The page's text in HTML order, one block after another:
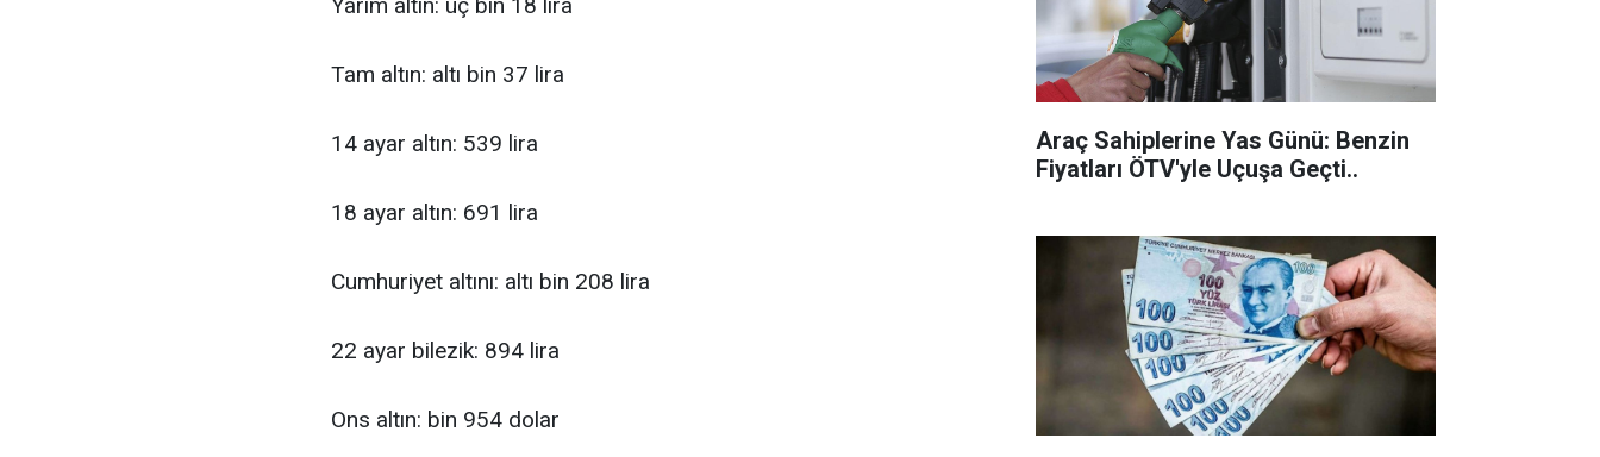
Tam altın: altı bin 37 lira
14 ayar altın: 539 lira
18 ayar altın: 691 lira
Cumhuriyet altını: altı bin 208 lira
22 ayar bilezik: 894 lira
Ons altın: bin 954 dolar
Araç Sahiplerine Yas Günü: Benzin
Fiyatları ÖTV'yle Uçuşa Geçti..